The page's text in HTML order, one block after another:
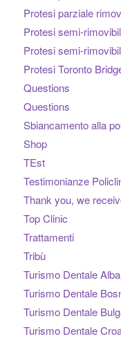
Protesi parziale
Protesi semi-
Protesi semi-
Protesi Toronto
Questions
Questions
Sbiancamento alla
Shop
TEst
Testimonianze
Thank you, we
Top Clinic
Trattamenti
Tribù
Turismo Dentale
Turismo Dentale
Turismo Dentale
Turismo Dentale